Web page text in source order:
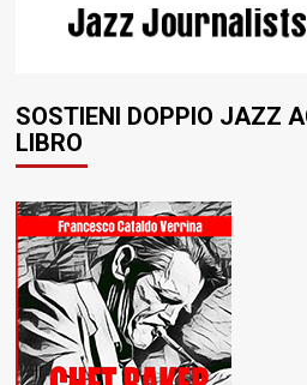
SOSTIENI DOPPIO JAZZ
LIBRO